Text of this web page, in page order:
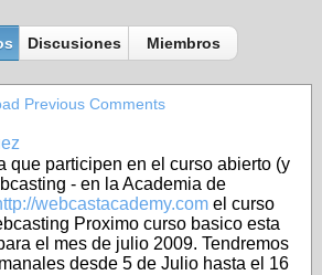
Discusiones Miembros
Previous Comments
que participen en el curso abierto (y
- en la Academia de
webcastacademy.com el curso
Proximo curso basico esta
el mes de julio 2009. Tendremos
desde 5 de Julio hasta el 16